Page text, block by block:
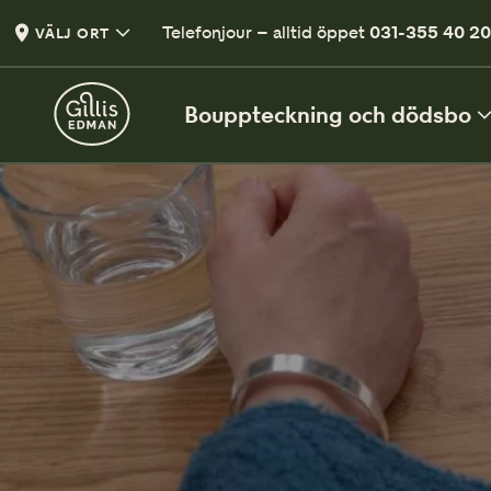
VÄLJ ORT Telefonjour – alltid öppet031-355 40 20
Bouppteckning och dödsbo
VÅRA TJÄNSTER
Bouppteckning
Arvskifte och bodelning
Avtal om hur arvet fördelas